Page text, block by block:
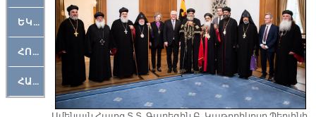
ԵԿԵՂԵՑԱԿԱՆ
ՀՈԳԵՄՏԱՒՈՐ
ՀԱՐԹԱԿ